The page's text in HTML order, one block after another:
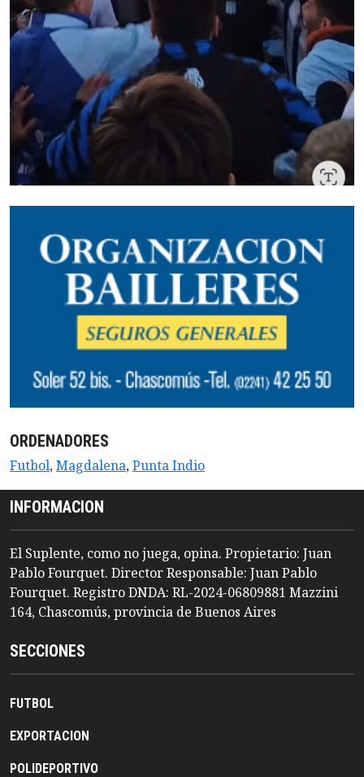
ORDENADORES
Futbol,Magdalena,Punta Indio
INFORMACION
El Suplente, como no juega, opina. Propietario: Juan
Pablo Fourquet. Director Responsable: Juan Pablo
Fourquet. Registro DNDA: RL-2024-06809881 Mazzini
164, Chascomús, provincia de Buenos Aires
SECCIONES
FUTBOL
EXPORTACION
POLIDEPORTIVO